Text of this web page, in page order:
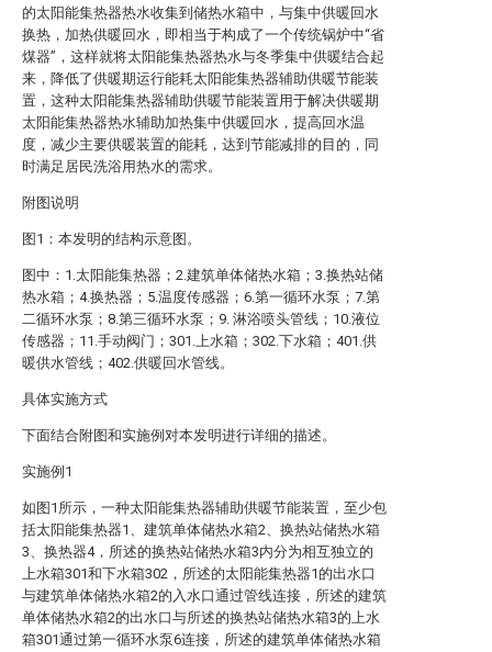
的太阳能集热器热水收集到储热水箱中，与集中供暖回水
换热，加热供暖回水，即相当于构成了一个传统锅炉中“省
煤器”，这样就将太阳能集热器热水与冬季集中供暖结合起
来，降低了供暖期运行能耗太阳能集热器辅助供暖节能装
置，这种太阳能集热器辅助供暖节能装置用于解决供暖期
太阳能集热器热水辅助加热集中供暖回水，提高回水温
度，减少主要供暖装置的能耗，达到节能减排的目的，同
时满足居民洗浴用热水的需求。
附图说明
图1：本发明的结构示意图。
图中：1.太阳能集热器；2.建筑单体储热水箱；3.换热站储
热水箱；4.换热器；5.温度传感器；6.第一循环水泵；7.第
二循环水泵；8.第三循环水泵；9. 淋浴喷头管线；10.液位
传感器；11.手动阀门；301.上水箱；302.下水箱；401.供
暖供水管线；402.供暖回水管线。
具体实施方式
下面结合附图和实施例对本发明进行详细的描述。
实施例1
如图1所示，一种太阳能集热器辅助供暖节能装置，至少包
括太阳能集热器1、建筑单体储热水箱2、换热站储热水箱
3、换热器4，所述的换热站储热水箱3内分为相互独立的
上水箱301和下水箱302，所述的太阳能集热器1的出水口
与建筑单体储热水箱2的入水口通过管线连接，所述的建筑
单体储热水箱2的出水口与所述的换热站储热水箱3的上水
箱301通过第一循环水泵6连接，所述的建筑单体储热水箱